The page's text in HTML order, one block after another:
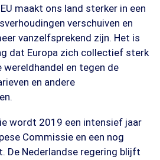
maakt ons land sterker in een
verschuiven en
vanzelfsprekend zijn. Het is
dat Europa zich collectief sterk
en tegen de
en andere
wordt 2019 een intensief jaar
Commissie en een nog
De Nederlandse regering blijft